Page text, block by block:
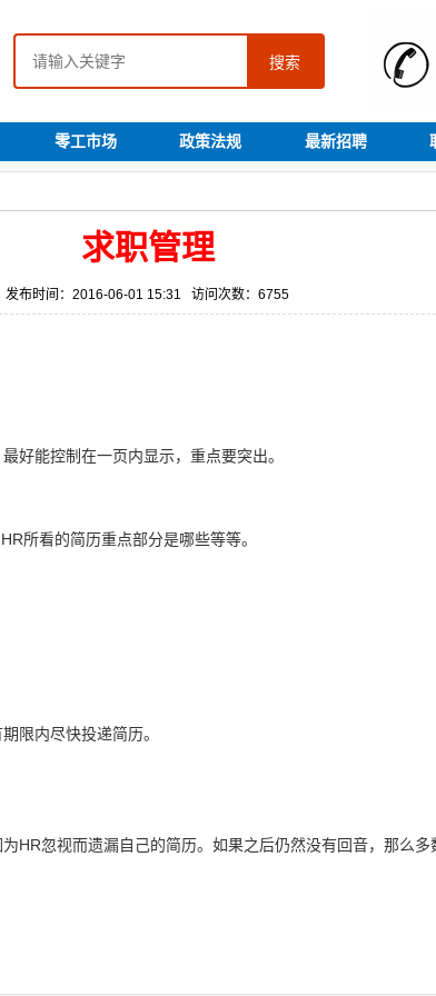
搜索
零工市场 政策法规 最新招聘
求职管理
发布时间：2016-06-01 15:31 访问次数：6755
能控制在一页内显示，重点要突出。
所看的简历重点部分是哪些等等。
限内尽快投递简历。
忽视而遗漏自己的简历。如果之后仍然没有回音，那么